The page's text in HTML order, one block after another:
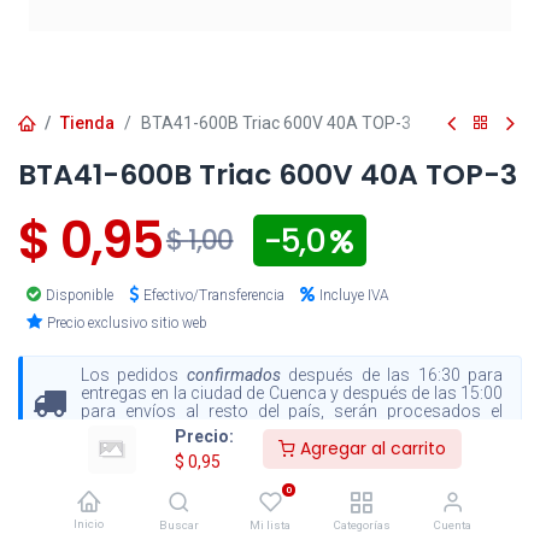
Precio:
$ 0,95
Agregar al carrito
Inicio Buscar
0
Mi lista Categorías Cuenta
Tienda BTA41-600B Triac 600V 40A TOP-3
BTA41-600B Triac 600V 40A TOP-3
$ 0,95$1,00 - 5,0
Disponible Efectivo/Transferencia
Incluye IVA
Precio exclusivo sitio web
Los pedidos confirmadosdespués de las 16:30 para
entregas en la ciudad de Cuenca y después de las 15:00
para envíos al resto del país, serán procesados el
siguiente día hábil.
Agregar al carrito